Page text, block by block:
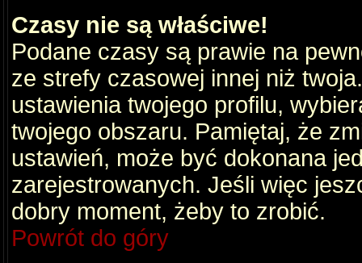
Czasy nie są właściwe!
Podane czasy są prawie na
ze strefy czasowej innej niż
ustawienia twojego profilu,
twojego obszaru. Pamiętaj, że
ustawień, może być dokonana
zarejestrowanych. Jeśli więc
dobry moment, żeby to zrobić.
Powrót do góry